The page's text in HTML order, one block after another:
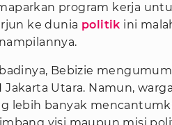
program kerja
ke dunia politik ini
Bebizie
Jakarta Utara. Namun,
lebih banyak